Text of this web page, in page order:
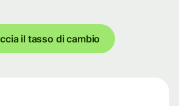
il tasso di cambio